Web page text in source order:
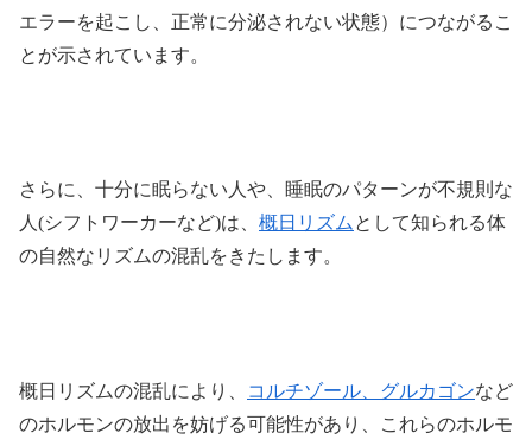
エラーを起こし、正常に分泌されない状態）につながるこ
とが示されています。
さらに、十分に眠らない人や、睡眠のパターンが不規則な
人(シフトワーカーなど)は、 概日リズムとして知られる体
の自然なリズムの混乱をきたします。
概日リズムの混乱により、 コルチゾール、グルカゴンなど
のホルモンの放出を妨げる可能性があり、これらのホルモ